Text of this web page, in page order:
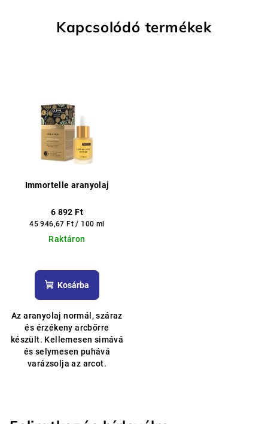
Kapcsolódó termékek
Immortelle aranyolaj
6 892 Ft
Egységár:
45 946,67 Ft / 100 ml
Raktáron
termék
átlagos
értékelése
ből
4,8
csillag.
Kosárba
Az aranyolaj normál, száraz
és érzékeny arcbőrre
készült. Kellemesen simává
és selymesen puhává
varázsolja az arcot.